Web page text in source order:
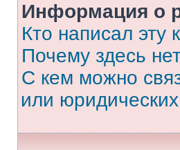
Информация о
Кто написал
Почему здесь
С кем можно
или